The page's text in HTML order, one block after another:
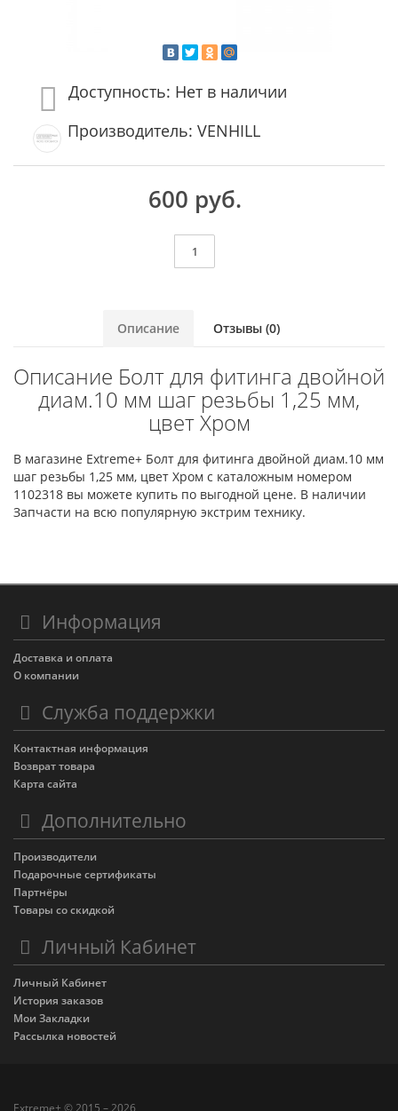
Доступность: Нет в наличии
Производитель: VENHILL
600 руб.
Описание Отзывы (0)
Описание Болт для фитинга двойной
диам.10 мм шаг резьбы 1,25 мм,
цвет Хром
В магазине Extreme+ Болт для фитинга двойной диам.10 мм
шаг резьбы 1,25 мм, цвет Хром с каталожным номером
1102318 вы можете купить по выгодной цене. В наличии
Запчасти на всю популярную экстрим технику.
Информация
Доставка и оплата
О компании
Служба поддержки
Контактная информация
Возврат товара
Карта сайта
Дополнительно
Производители
Подарочные сертификаты
Партнёры
Товары со скидкой
Личный Кабинет
Личный Кабинет
История заказов
Мои Закладки
Рассылка новостей
Extreme+ © 2015 – 2026